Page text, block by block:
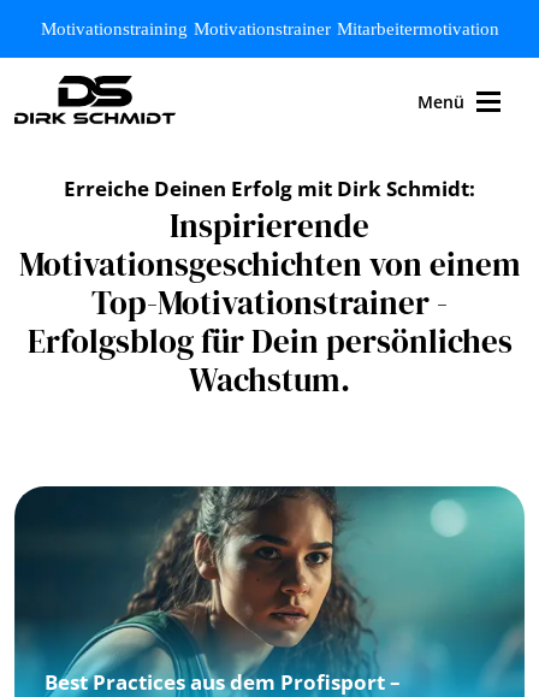
Motivationstraining Motivationstrainer Mitarbeitermotivation
Menü
Erreiche Deinen Erfolg mit Dirk Schmidt:
Inspirierende
Motivationsgeschichten von einem
Top-Motivationstrainer -
Erfolgsblog für Dein persönliches
Wachstum.
Best Practices aus dem Profisport –